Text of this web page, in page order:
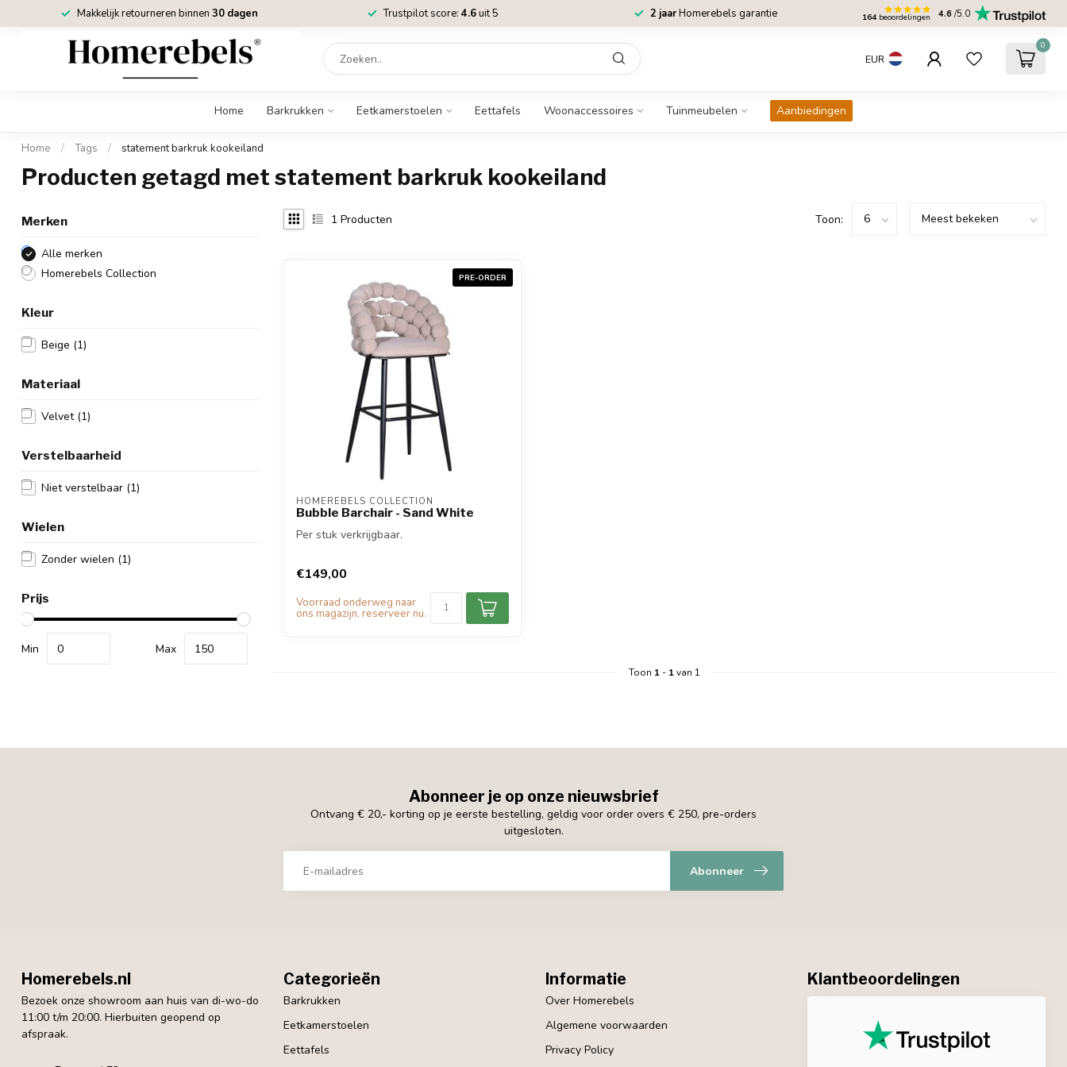
Makkelijk retourneren binnen 30 dagen Trustpilot score: 4.6uit 5 2 jaarHomerebels garantie 164 beoordelingen 4.6 /5.0
EUR
0
Home Barkrukken Eetkamerstoelen Eettafels Woonaccessoires Tuinmeubelen Aanbiedingen
Home / Tags / statement barkruk kookeiland
Producten getagd met statement barkruk kookeiland
Merken
Alle merken
Homerebels Collection
Kleur
Beige (1)
Materiaal
Velvet (1)
Verstelbaarheid
Niet verstelbaar (1)
Wielen
Zonder wielen (1)
Prijs
Min Max
1 Producten Toon:
PRE-ORDER
HOMEREBELS COLLECTION
Bubble Barchair - Sand White
Per stuk verkrijgbaar.
€149,00
Voorraad onderweg naar
ons magazijn, reserveer nu.
Toon 1- 1van 1
Abonneer je op onze nieuwsbrief
Ontvang € 20,- korting op je eerste bestelling, geldig voor order overs € 250, pre-orders
uitgesloten.
Abonneer
Homerebels.nl
Bezoek onze showroom aan huis van di-wo-do
11:00 t/m 20:00. Hierbuiten geopend op
afspraak.
Categorieën
Barkrukken
Eetkamerstoelen
Eettafels
Informatie
Over Homerebels
Algemene voorwaarden
Privacy Policy
Klantbeoordelingen